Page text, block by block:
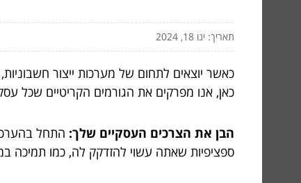
תאריך: ינו 18, 2024
כאשר יוצאים לתחום של מערכות ייצור
כאן, אנו מפרקים את הגורמים הקריטיים שכל
הבן את הצרכים העסקיים שלך: התחל
ספציפיות שאתה עשוי להזדקק לה, כמו תמיכה